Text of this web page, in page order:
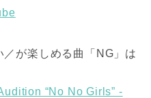
が楽しめる曲「NG」は
“No No Girls” -